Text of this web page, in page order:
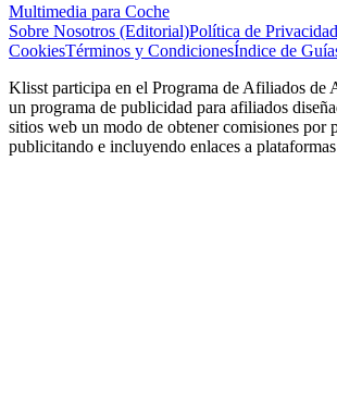
Multimedia para Coche
Sobre Nosotros (Editorial)Política de Privacidad
CookiesTérminos y CondicionesÍndice de
Klisst participa en el Programa de Afiliados de
un programa de publicidad para afiliados
sitios web un modo de obtener comisiones por
publicitando e incluyendo enlaces a plataformas